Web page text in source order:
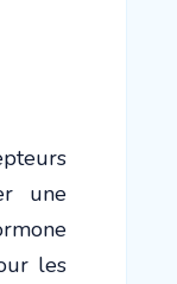
une
les